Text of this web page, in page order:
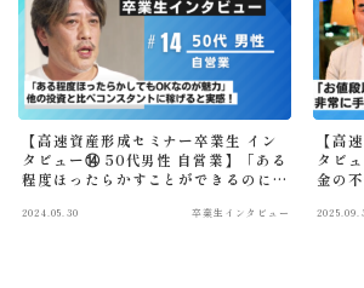
【高速資産形成セミナー卒業生 イン
タビュー⑭ 50代男性 自営業】「ある
程度ほったらかすことができるのに
分に合っていた」とこの手法の価値
2024.05.30 卒業生インタビュー
【高
タビ
金の